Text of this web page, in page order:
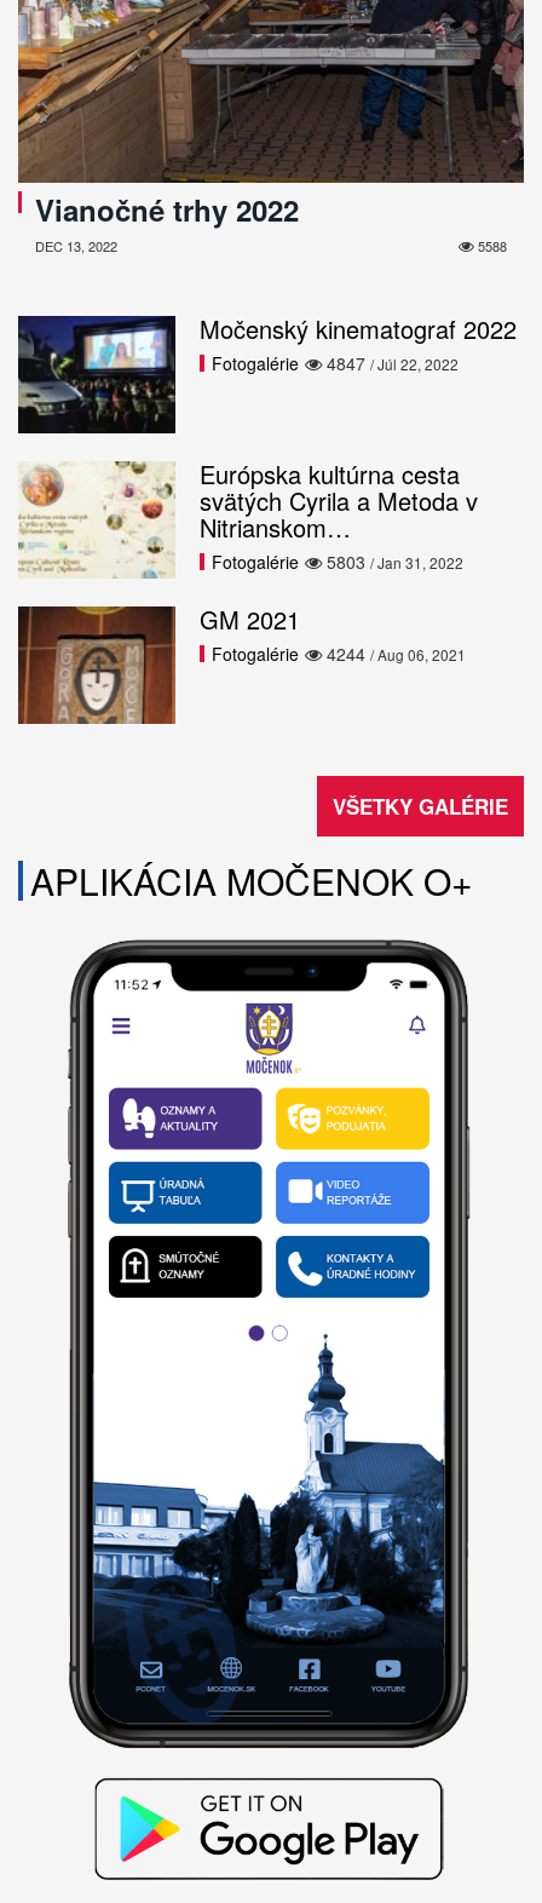
Vianočné trhy 2022
5588
DEC 13, 2022
Močenský kinematograf 2022
4847
Fotogalérie / Júl 22, 2022
Európska kultúrna cesta
svätých Cyrila a Metoda v
Nitrianskom…
5803
Fotogalérie / Jan 31, 2022
GM 2021
4244
Fotogalérie / Aug 06, 2021
VŠETKY GALÉRIE
APLIKÁCIA MOČENOK O+